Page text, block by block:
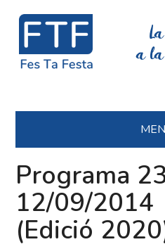
a
Programa
12/09/2014
(Edició